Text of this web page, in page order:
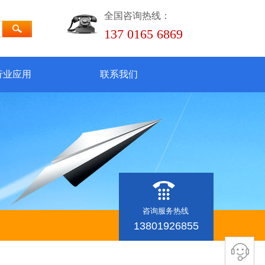
137 0165 6869
全国咨询热线：
业应用 联系我们
13801926855
咨询服务热线